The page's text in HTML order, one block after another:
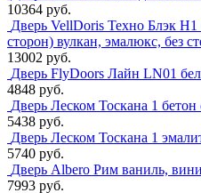
10364 руб.
Дверь VellDoris Техно Блэк
сторон) вулкан, эмалюкс, без
13002 руб.
Дверь FlyDoors Лайн LN01
4848 руб.
Дверь Леском Тоскана 1
5438 руб.
Дверь Леском Тоскана 1
5740 руб.
Дверь Albero Рим ваниль,
7993 руб.